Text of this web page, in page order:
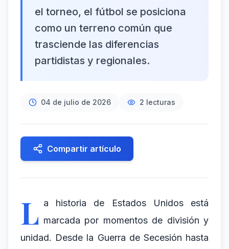
el torneo, el fútbol se posiciona
como un terreno común que
trasciende las diferencias
partidistas y regionales.
04 de julio de 2026 2 lecturas
Compartir artículo
L a historia de Estados Unidos está
marcada por momentos de división y
unidad. Desde la Guerra de Secesión hasta